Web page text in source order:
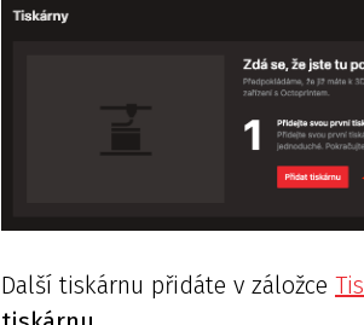
Další tiskárnu přidáte v záložce